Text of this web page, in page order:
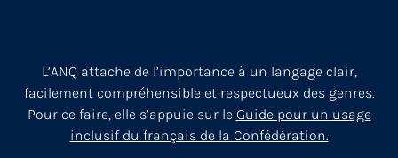
L’ANQ attache de l’importance à un langage clair,
facilement compréhensible et respectueux des genres.
Pour ce faire, elle s’appuie sur le Guide pour un usage
inclusif du français de la Confédération.